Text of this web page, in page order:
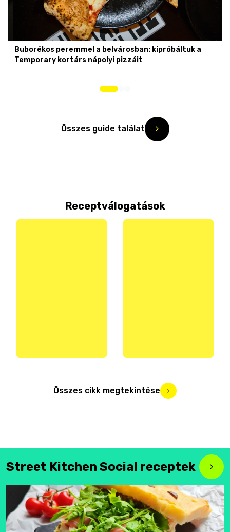
Buborékos peremmel a belvárosban: kipróbáltuk a
Temporary kortárs nápolyi pizzáit
Összes guide találat
Receptválogatások
Összes cikk megtekintése
Street Kitchen Social receptek